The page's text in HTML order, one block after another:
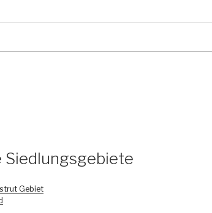
Siedlungsgebiete
Gebiet